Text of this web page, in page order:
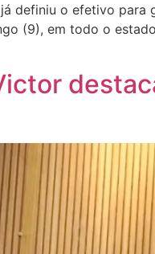
definiu o efetivo
(9), em todo o